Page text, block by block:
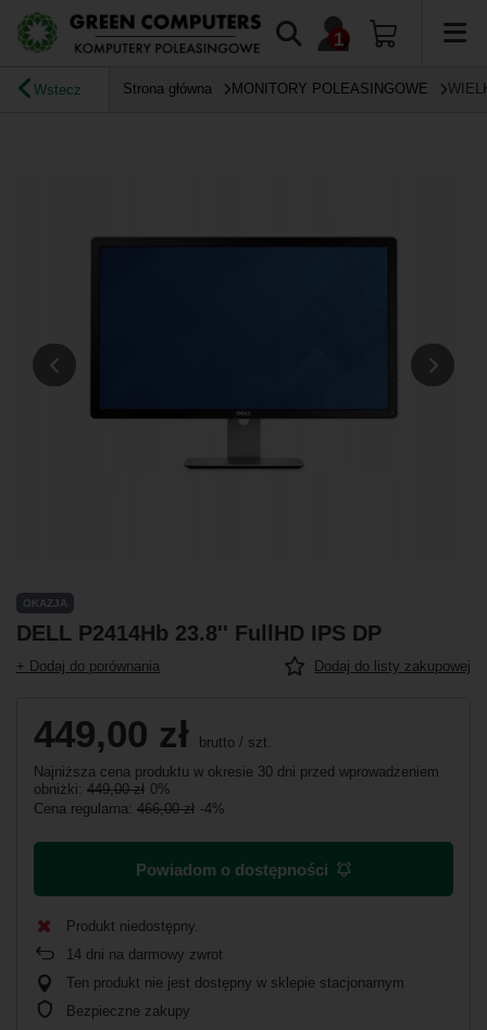
Wstecz Strona główna MONITORY POLEASINGOWE
OKAZJA
DELL P2414Hb 23.8'' FullHD IPS DP
+ Dodaj do porównania Dodaj do listy zakupowej
449,00 zł brutto / szt.
Najniższa cena produktu w okresie 30 dni przed wprowadzeniem
obniżki: 449,00 zł 0%
Cena regularna: 466,00 zł -4%
Powiadom o dostępności
Produkt niedostępny
14 dni na darmowy zwrot
Ten produkt nie jest dostępny w sklepie stacjonarnym
Bezpieczne zakupy